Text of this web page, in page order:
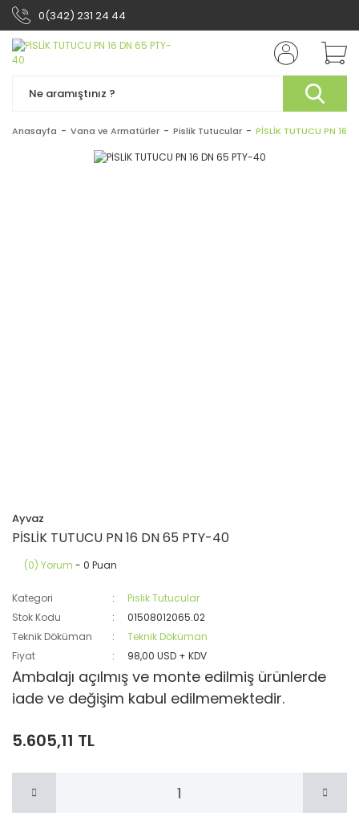
0(342) 231 24 44
Anasayfa Vana ve Armatürler Pislik Tutucular PİSLİK TUTUCU PN 16
Ayvaz
PİSLİK TUTUCU PN 16 DN 65 PTY-40
(0) Yorum - 0 Puan
Kategori
Pislik Tutucular
Stok Kodu
01508012065.02
Teknik Döküman
Teknik Döküman
Fiyat
98,00 USD + KDV
Ambalajı açılmış ve monte edilmiş ürünlerde
iade ve değişim kabul edilmemektedir.
5.605,11 TL